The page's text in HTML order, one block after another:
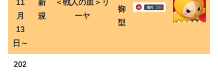
11
月
13
日～
新
規
＜戦人の血＞リ
ーヤ
御
型
202